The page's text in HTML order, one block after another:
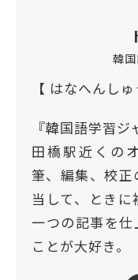
韓
【 はなへんしゅ
『韓国語学習
田橋駅近くの
筆、編集、校
当して、とき
一つの記事を
ことが大好き。